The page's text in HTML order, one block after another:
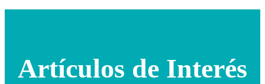
Artículos de Interés